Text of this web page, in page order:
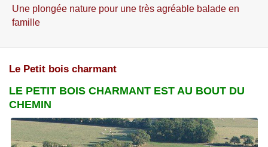
Une plongée nature pour une très agréable balade en
famille
Le Petit bois charmant
LE PETIT BOIS CHARMANT EST AU BOUT DU
CHEMIN